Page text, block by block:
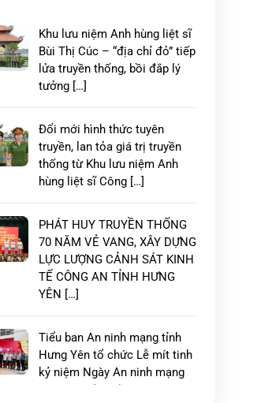
Khu lưu niệm Anh hùng liệt sĩ
Bùi Thị Cúc – “địa chỉ đỏ” tiếp
lửa truyền thống, bồi đắp lý
tưởng […]
Đổi mới hình thức tuyên
truyền, lan tỏa giá trị truyền
thống từ Khu lưu niệm Anh
hùng liệt sĩ Công […]
PHÁT HUY TRUYỀN THỐNG
70 NĂM VẺ VANG, XÂY DỰNG
LỰC LƯỢNG CẢNH SÁT KINH
TẾ CÔNG AN TỈNH HƯNG
YÊN […]
Tiểu ban An ninh mạng tỉnh
Hưng Yên tổ chức Lễ mít tinh
kỷ niệm Ngày An ninh mạng
Việt Nam (06/8)